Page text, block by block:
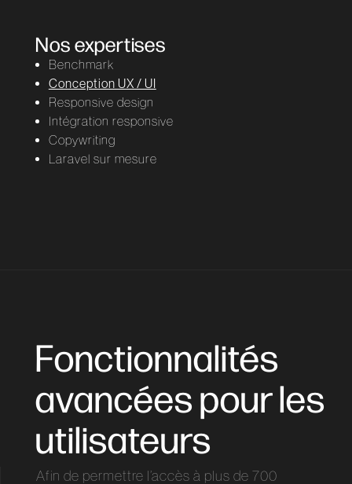
Nos expertises
Benchmark
Conception UX / UI
Responsive design
Intégration responsive
Copywriting
Laravel sur mesure
Fonctionnalités
avancées pour les
utilisateurs
Afin de permettre l’accès à plus de 700